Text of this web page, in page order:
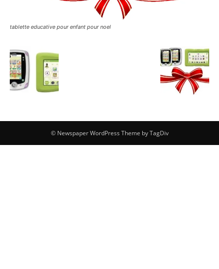
tablette educative pour enfant pour noel
© Newspaper WordPress Theme by TagDiv